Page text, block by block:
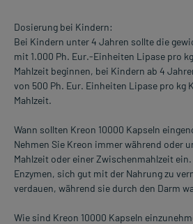
Dosierung bei Kindern:
Bei Kindern unter 4 Jahren sollte die
mit 1.000 Ph. Eur.-Einheiten Lipase pro
Mahlzeit beginnen, bei Kindern ab 4
von 500 Ph. Eur. Einheiten Lipase pro kg
Mahlzeit.
Wann sollten Kreon 10000 Kapseln
Nehmen Sie Kreon immer während oder
Mahlzeit oder einer Zwischenmahlzeit
Enzymen, sich gut mit der Nahrung zu
verdauen, während sie durch den Darm
Wie sind Kreon 10000 Kapseln